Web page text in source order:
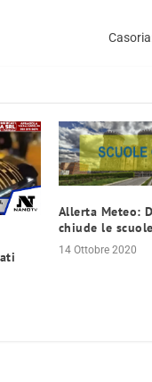
Allerta Meteo:
chiude le
14 Ottobre 2020